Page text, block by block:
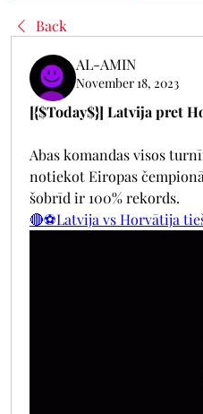
Back
AL-AMIN
November 18, 2023
[{$Today$}] Latvija pret
Abas komandas visos
notiekot Eiropas
šobrīd ir 100% rekords.
🔴⚽Latvija vs Horvātija